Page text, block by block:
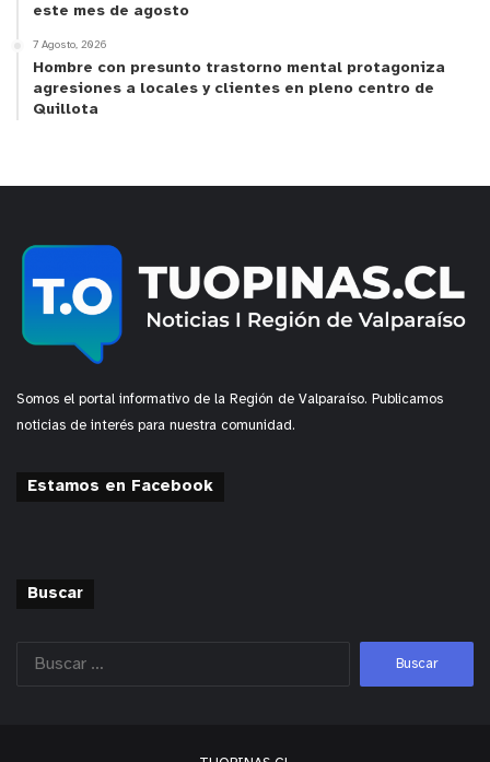
este mes de agosto
7 Agosto, 2026
Hombre con presunto trastorno mental protagoniza
agresiones a locales y clientes en pleno centro de
Quillota
Somos el portal informativo de la Región de Valparaíso. Publicamos
noticias de interés para nuestra comunidad.
Estamos en Facebook
Buscar